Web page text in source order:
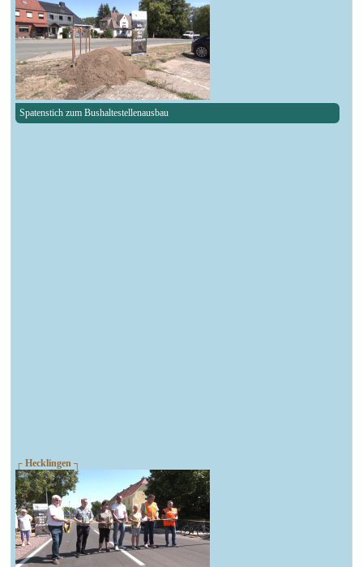
Spatenstich zum Bushaltestellenausbau
┌ Hecklingen ┐